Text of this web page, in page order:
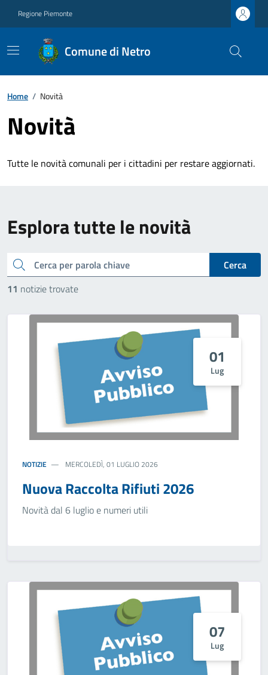
Regione Piemonte
Comune di Netro
Home / Novità
Novità
Tutte le novità comunali per i cittadini per restare aggiornati.
Esplora tutte le novità
cerca
Cerca
11 notizie trovate
01
Lug
NOTIZIE MERCOLEDÌ, 01 LUGLIO 2026
Nuova Raccolta Rifiuti 2026
Novità dal 6 luglio e numeri utili
07
Lug